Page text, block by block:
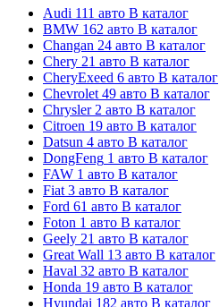
Audi 111 авто В каталог
BMW 162 авто В каталог
Changan 24 авто В каталог
Chery 21 авто В каталог
CheryExeed 6 авто В каталог
Chevrolet 49 авто В каталог
Chrysler 2 авто В каталог
Citroen 19 авто В каталог
Datsun 4 авто В каталог
DongFeng 1 авто В каталог
FAW 1 авто В каталог
Fiat 3 авто В каталог
Ford 61 авто В каталог
Foton 1 авто В каталог
Geely 21 авто В каталог
Great Wall 13 авто В каталог
Haval 32 авто В каталог
Honda 19 авто В каталог
Hyundai 182 авто В каталог